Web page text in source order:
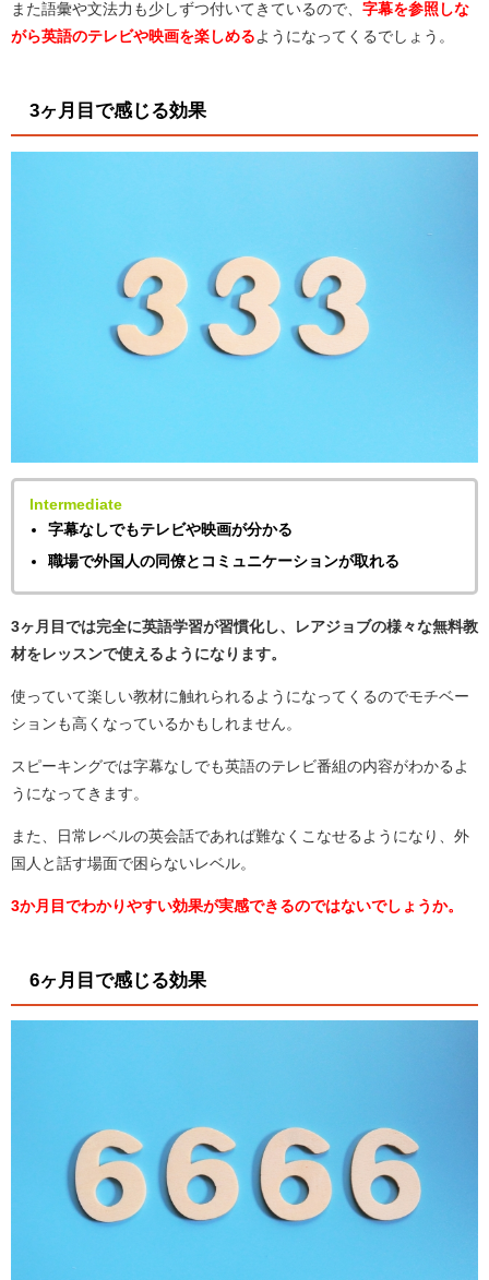
また語彙や文法力も少しずつ付いてきているので、 字幕を参照しな
がら英語のテレビや映画を楽しめる ようになってくるでしょう。
3ヶ月目で感じる効果
Intermediate
字幕なしでもテレビや映画が分かる
職場で外国人の同僚とコミュニケーションが取れる
3ヶ月目では完全に英語学習が習慣化し、レアジョブの様々な無料教
材をレッスンで使えるようになります。
使っていて楽しい教材に触れられるようになってくるのでモチベー
ションも高くなっているかもしれません。
スピーキングでは字幕なしでも英語のテレビ番組の内容がわかるよ
うになってきます。
また、日常レベルの英会話であれば難なくこなせるようになり、外
国人と話す場面で困らないレベル。
3か月目でわかりやすい効果が実感できるのではないでしょうか。
6ヶ月目で感じる効果